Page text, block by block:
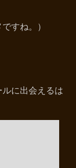
すね。）
に出会えるは